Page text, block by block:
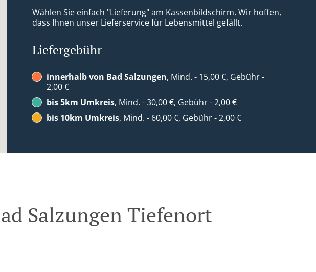
Wählen Sie einfach "Lieferung" am Kassenbildschirm. Wir hoffen,
dass Ihnen unser Lieferservice für Lebensmittel gefällt.
Liefergebühr
innerhalb von Bad Salzungen, Mind. - 15,00 €, Gebühr -
2,00 €
bis 5km Umkreis, Mind. - 30,00 €, Gebühr - 2,00 €
bis 10km Umkreis, Mind. - 60,00 €, Gebühr - 2,00 €
Salzungen Tiefenort